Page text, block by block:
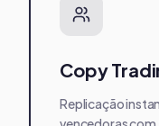
Copy
Replicação